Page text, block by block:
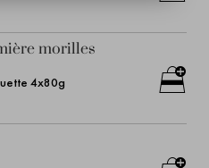
morilles
4x80g